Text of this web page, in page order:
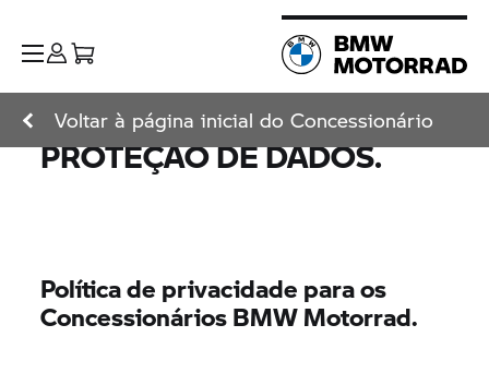
Voltar à página inicial do Concessionário
PROTEÇÃO DE DADOS.
Política de privacidade para os
ConcessionáriosBMW Motorrad.